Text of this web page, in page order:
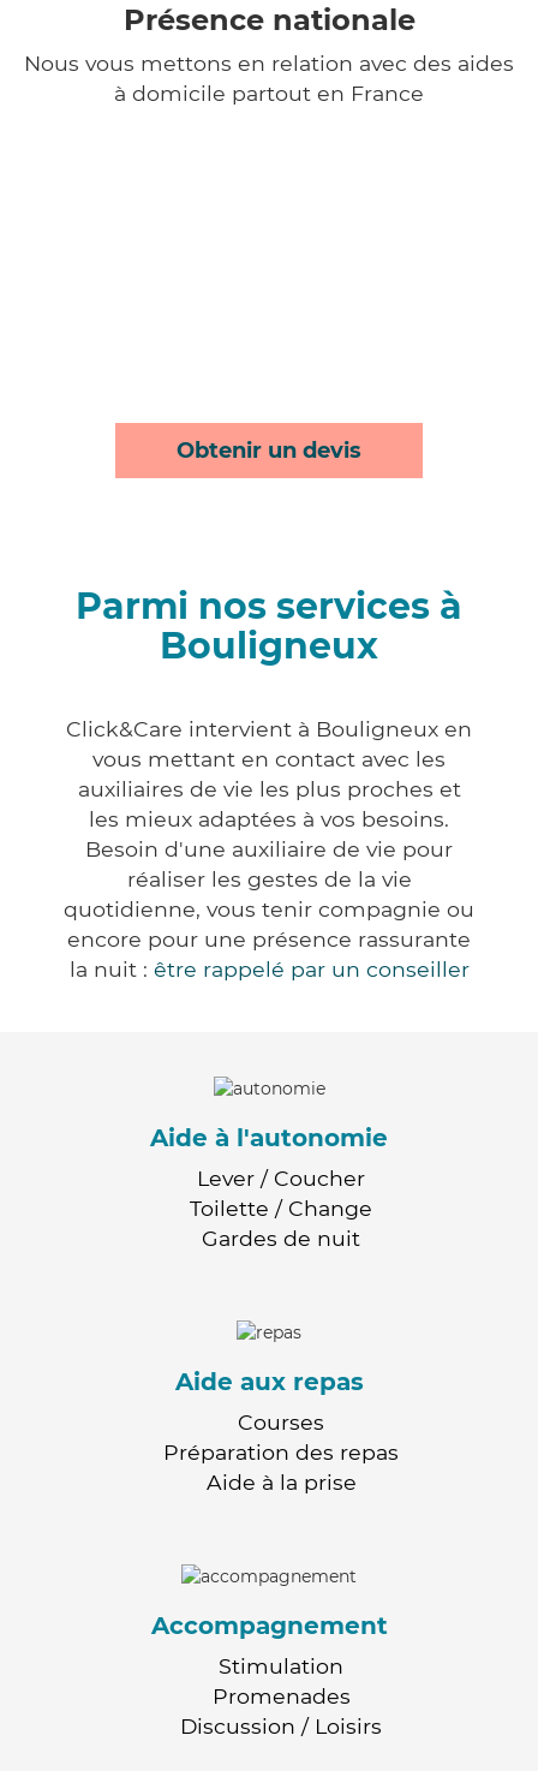
Présence nationale
Nous vous mettons en relation avec des aides
à domicile partout en France
Obtenir un devis
Parmi nos services à
Bouligneux
Click&Care intervient à Bouligneux en
vous mettant en contact avec les
auxiliaires de vie les plus proches et
les mieux adaptées à vos besoins.
Besoin d'une auxiliaire de vie pour
réaliser les gestes de la vie
quotidienne, vous tenir compagnie ou
encore pour une présence rassurante
la nuit : être rappelé par un conseiller
Aide à l'autonomie
Lever / Coucher
Toilette / Change
Gardes de nuit
Aide aux repas
Courses
Préparation des repas
Aide à la prise
Accompagnement
Stimulation
Promenades
Discussion / Loisirs